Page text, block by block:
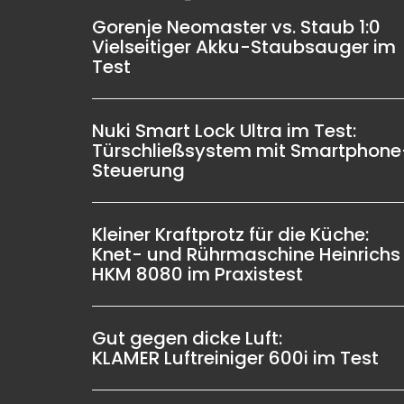
Gorenje Neomaster vs. Staub 1:0
Vielseitiger Akku-Staubsauger im
Test
Nuki Smart Lock Ultra im Test:
Türschließsystem mit
Steuerung
Kleiner Kraftprotz für die Küche:
Knet- und Rührmaschine Heinrichs
HKM 8080 im Praxistest
Gut gegen dicke Luft:
KLAMER Luftreiniger 600i im Test